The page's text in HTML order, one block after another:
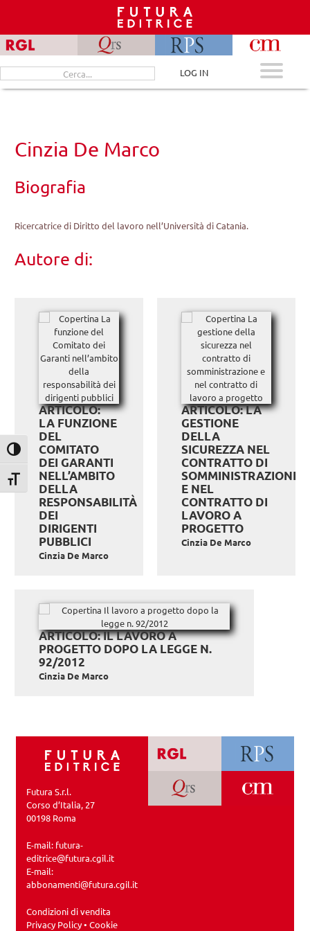
Attiva/disattiva alto contrasto
Attiva/disattiva dimensione testo
content
Cerca
per:
LOG IN
Cinzia De Marco
Biografia
Ricercatrice di Diritto del lavoro nell’Università di Catania.
Autore di:
ARTICOLO:
LA FUNZIONE
DEL
COMITATO
DEI GARANTI
NELL’AMBITO
DELLA
RESPONSABILITÀ
DEI
DIRIGENTI
PUBBLICI
Cinzia De Marco
ARTICOLO: LA
GESTIONE
DELLA
SICUREZZA NEL
CONTRATTO DI
SOMMINISTRAZIONE
E NEL
CONTRATTO DI
LAVORO A
PROGETTO
Cinzia De Marco
ARTICOLO: IL LAVORO A
PROGETTO DOPO LA LEGGE N.
92/2012
Cinzia De Marco
Futura S.r.l.
Corso d’Italia, 27
00198 Roma
E-mail: futura-
editrice@futura.cgil.it
E-mail:
abbonamenti@futura.cgil.it
Condizioni di vendita
Privacy Policy•Cookie